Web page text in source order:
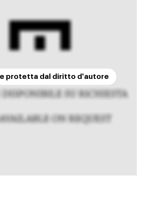
protetta dal diritto d'autore